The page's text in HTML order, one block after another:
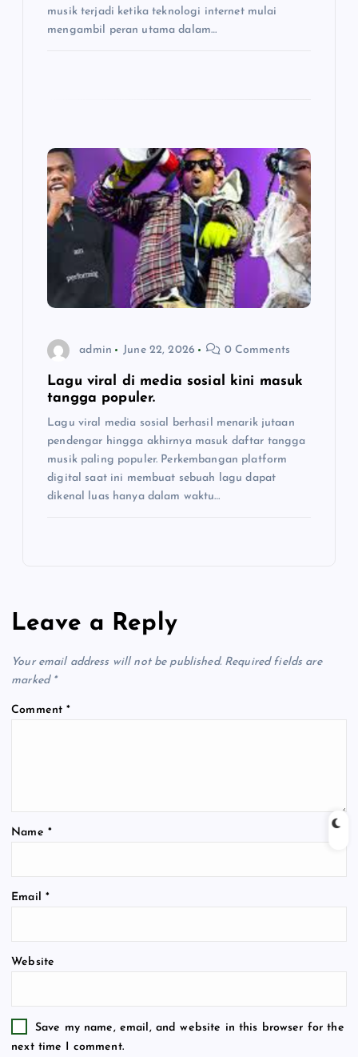
musik terjadi ketika teknologi internet mulai
mengambil peran utama dalam…
admin June 22, 2026 0 Comments
Lagu viral di media sosial kini masuk
tangga populer.
Lagu viral media sosial berhasil menarik jutaan
pendengar hingga akhirnya masuk daftar tangga
musik paling populer. Perkembangan platform
digital saat ini membuat sebuah lagu dapat
dikenal luas hanya dalam waktu…
Leave a Reply
Your email address will not be published. Required fields are
marked *
Comment*
Name *
Email *
Website
Save my name, email, and website in this browser for the
next time I comment.